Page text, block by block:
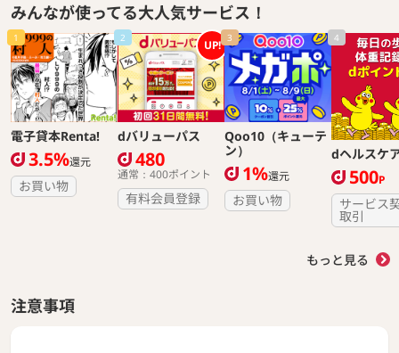
みんなが使ってる大人気サービス！
1
電子貸本Renta!
3.5%還元
お買い物
2 UP!
dバリューパス
480
通常：400ポイント
有料会員登録
3
Qoo10（キューテ
ン）
1%還元
お買い物
4
dヘルスケ
500P
サービス
取引
もっと見る
注意事項